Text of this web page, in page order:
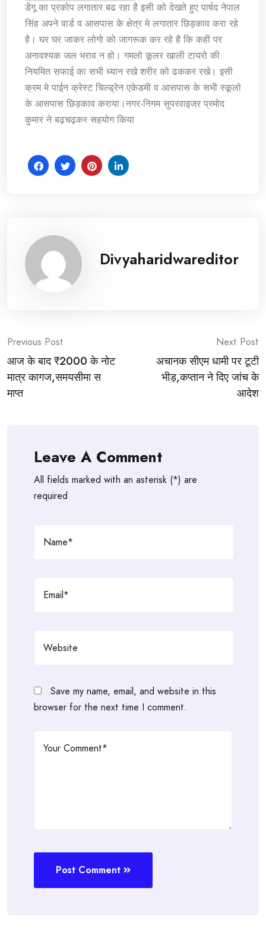
डेंगू का प्रकोप लगातार बढ रहा है इसी को देखते हुए पार्षद नेपाल
सिंह अपने वार्ड व आसपास के क्षेत्र मे लगातार छिड़काव करा रहे
है। घर घर जाकर लोगो को जागरूक कर रहे है कि कही पर
अनावश्यक जल भराव न हो। गमलो कूलर खाली टायरो की
नियमित सफाई का सभी ध्यान रखे शरीर को ढककर रखे। इसी
क्रम मे पाईन क्रेस्ट चिल्ड्रेन एकेडमी व आसपास के सभी स्कूलो
के आसपास छिड़काव कराया।नगर-निगम सुपरवाइजर प्रमोद
कुमार ने बढ़चढ़कर सहयोग किया
Divyaharidwareditor
Post
navigation
Previous Post
आज के बाद ₹2000 के नोट
मात्र कागज,समयसीमा स
माप्त
Next Post
अचानक सीएम धामी पर टूटी
भीड़,कप्तान ने दिए जांच के
आदेश
Leave A Comment
All fields marked with an asterisk (*) are
required
Save my name, email, and website in this
browser for the next time I comment.
Post Comment